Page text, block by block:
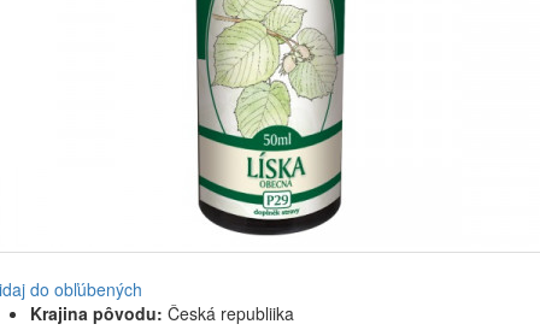
do obľúbených
Krajina pôvodu: Česká republiika